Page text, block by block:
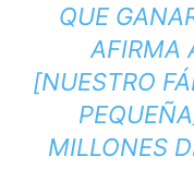
QUE
AFIRMA
[NUESTRO
MILLONES